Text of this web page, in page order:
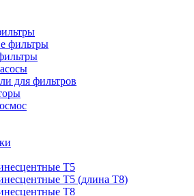
фильтры
для фильтров
T5
T5 (длина T8)
T8